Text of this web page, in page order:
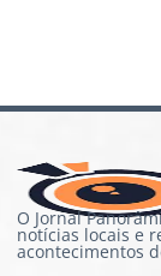
O Jornal
notícias locais e
acontecimentos